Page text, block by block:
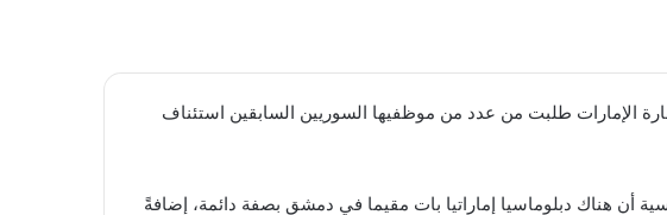
الإمارات طلبت من عدد من موظفيها السوريين السابقين استئناف
أن هناك دبلوماسيا إماراتيا بات مقيما في دمشق بصفة دائمة، إضافةً